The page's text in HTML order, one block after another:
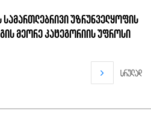
სამართლებრივი უზრუნველყოფის
მეორე კატეგორიის უფროსი
სრულად